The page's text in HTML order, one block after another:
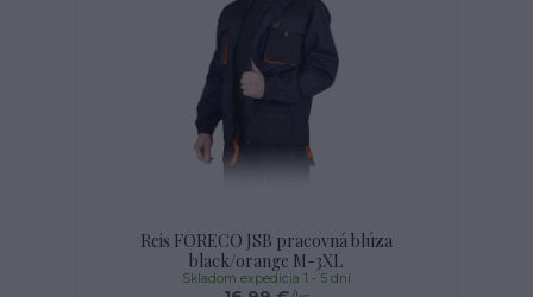
Reis FORECO JSB pracovná blúza
black/orange M-3XL
Skladom expedícia 1 - 5 dní